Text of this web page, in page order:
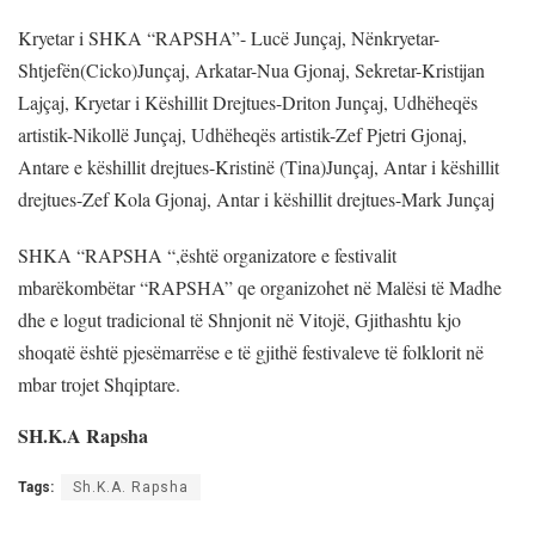
Kryetar i SHKA “RAPSHA”- Lucë Junçaj, Nënkryetar-
Shtjefën(Cicko)Junçaj, Arkatar-Nua Gjonaj, Sekretar-Kristijan
Lajçaj, Kryetar i Këshillit Drejtues-Driton Junçaj, Udhëheqës
artistik-Nikollë Junçaj, Udhëheqës artistik-Zef Pjetri Gjonaj,
Antare e këshillit drejtues-Kristinë (Tina)Junçaj, Antar i këshillit
drejtues-Zef Kola Gjonaj, Antar i këshillit drejtues-Mark Junçaj
SHKA “RAPSHA “,është organizatore e festivalit
mbarëkombëtar “RAPSHA” qe organizohet në Malësi të Madhe
dhe e logut tradicional të Shnjonitnë Vitojë, Gjithashtu kjo
shoqatë është pjesëmarrëse e të gjithë festivaleve të folklorit në
mbar trojet Shqiptare.
SH.K.A Rapsha
Tags: Sh.K.A. Rapsha